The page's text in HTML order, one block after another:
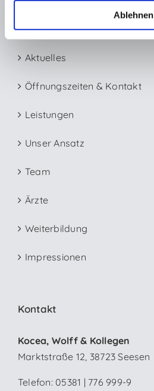
Ablehnen
Menü
Aktuelles
Öffnungszeiten & Kontakt
Leistungen
Unser Ansatz
Team
Ärzte
Weiterbildung
Impressionen
Kontakt
Kocea, Wolff & Kollegen
Marktstraße 12, 38723 Seesen
Telefon: 05381 | 776 999-9